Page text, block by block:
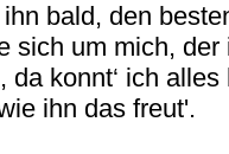
bald, den
sich um mich, der
da konnt‘ ich alles
ihn das freut'.